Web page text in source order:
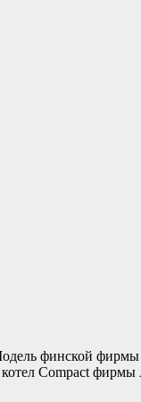
финской
Compact фирмы